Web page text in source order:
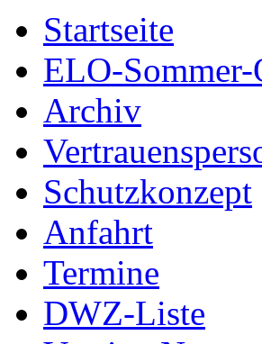
Startseite
ELO-Sommer-
Archiv
Schutzkonzept
Anfahrt
Termine
DWZ-Liste